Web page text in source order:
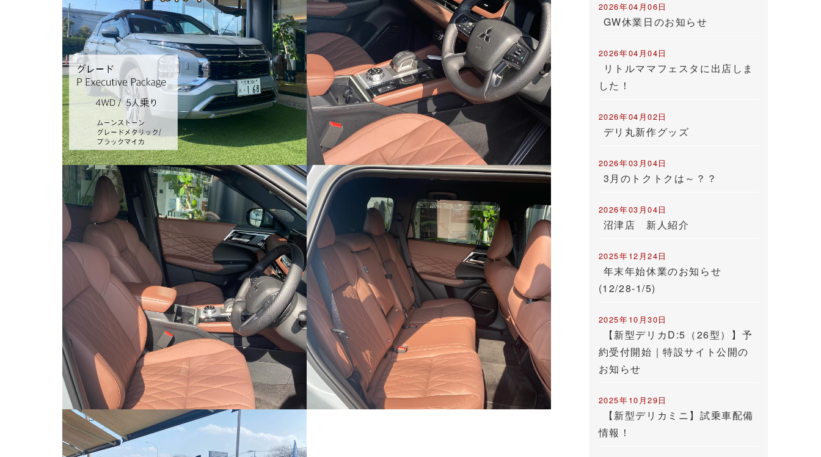
2026年04月06日
GW休業日のお知らせ
2026年04月04日
リトルママフェスタに出店しま
した！
2026年04月02日
デリ丸新作グッズ
2026年03月04日
3月のトクトクは～？？
2026年03月04日
沼津店 新人紹介
2025年12月24日
年末年始休業のお知らせ
(12/28-1/5)
2025年10月30日
【新型デリカD:5（26型）】予
約受付開始｜特設サイト公開の
お知らせ
2025年10月29日
【新型デリカミニ】試乗車配備
情報！